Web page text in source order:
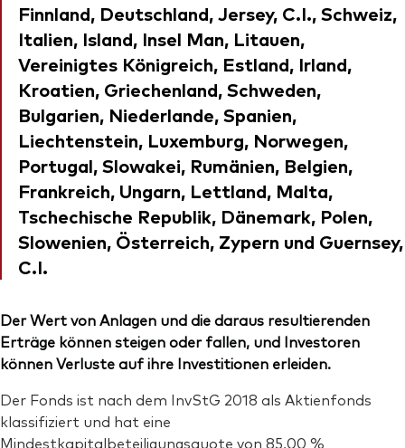
Finnland, Deutschland, Jersey, C.I., Schweiz,
Italien, Island, Insel Man, Litauen,
Vereinigtes Königreich, Estland, Irland,
Kroatien, Griechenland, Schweden,
Bulgarien, Niederlande, Spanien,
Liechtenstein, Luxemburg, Norwegen,
Portugal, Slowakei, Rumänien, Belgien,
Frankreich, Ungarn, Lettland, Malta,
Tschechische Republik, Dänemark, Polen,
Slowenien, Österreich, Zypern und Guernsey,
C.I.
Der Wert von Anlagen und die daraus resultierenden
Erträge können steigen oder fallen, und Investoren
können Verluste auf ihre Investitionen erleiden.
Der Fonds ist nach dem InvStG 2018 als Aktienfonds
klassifiziert und hat eine
Mindestkapitalbeteiligungsquote von 85,00 %